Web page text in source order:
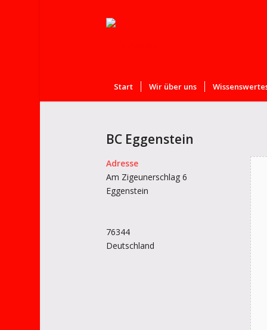
Start Wir über uns
BC Eggenstein
Adresse
Am Zigeunerschlag 6
Eggenstein
76344
Deutschland